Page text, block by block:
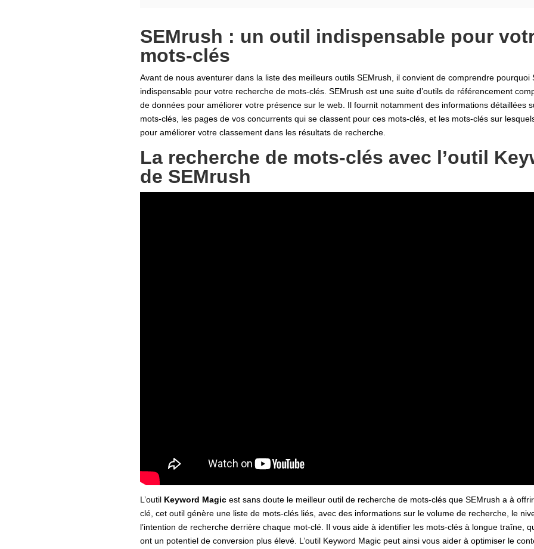
SEMrush : un outil indispensable pour
mots-clés
Avant de nous aventurer dans la liste des meilleurs outils SEMrush, il convient de comprendre pourquoi
indispensable pour votre recherche de mots-clés. SEMrush est une suite d’outils de référencement
de données pour améliorer votre présence sur le web. Il fournit notamment des informations détaillées
mots-clés, les pages de vos concurrents qui se classent pour ces mots-clés, et les mots-clés sur
pour améliorer votre classement dans les résultats de recherche.
La recherche de mots-clés avec l’outil
de SEMrush
L’outil Keyword Magic est sans doute le meilleur outil de recherche de mots-clés que SEMrush a à
clé, cet outil génère une liste de mots-clés liés, avec des informations sur le volume de recherche, le
l’intention de recherche derrière chaque mot-clé. Il vous aide à identifier les mots-clés à longue traîne,
ont un potentiel de conversion plus élevé. L’outil Keyword Magic peut ainsi vous aider à optimiser le